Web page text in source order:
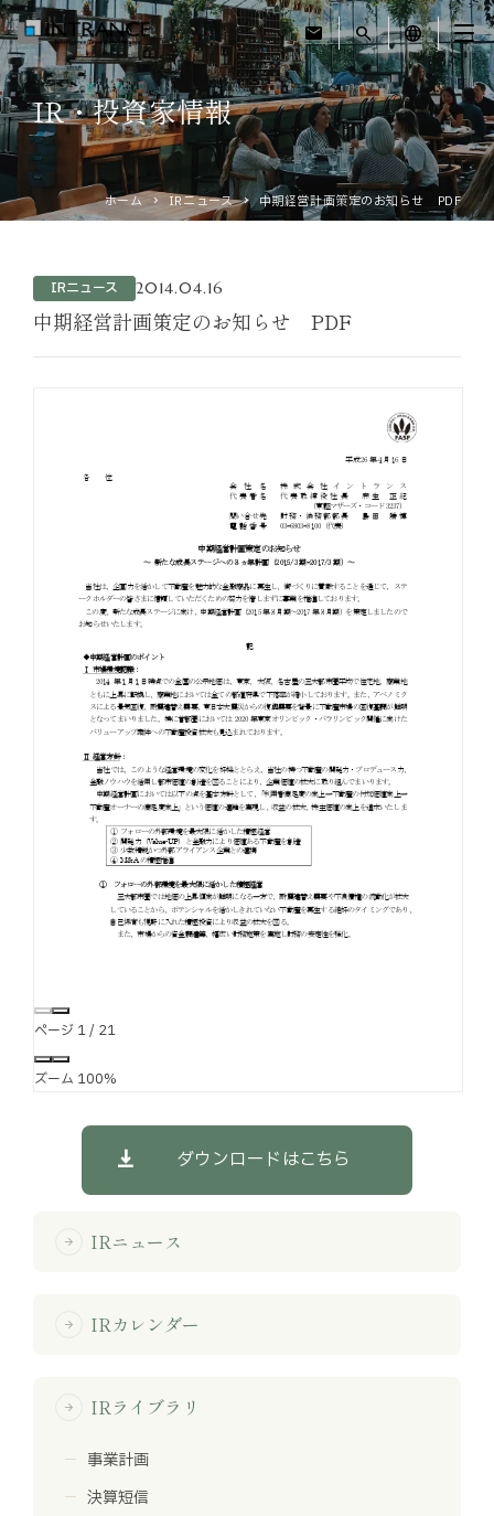
mail search language
トップ
企業情報
運営ホテル
お役立ちコラム
お問い合わせ
サイトマップ勧誘方針IRポリシー
IR・投資家情報
ホーム IRニュース 中期経営計画策定のお知らせ PDF
IRニュース 2014.04.16
中期経営計画策定のお知らせ PDF
ページ 1/ 21
ズーム 100%
ダウンロードはこちら
arrow_forward IRニュース
arrow_forward IRカレンダー
arrow_forward IRライブラリ
事業計画
決算短信